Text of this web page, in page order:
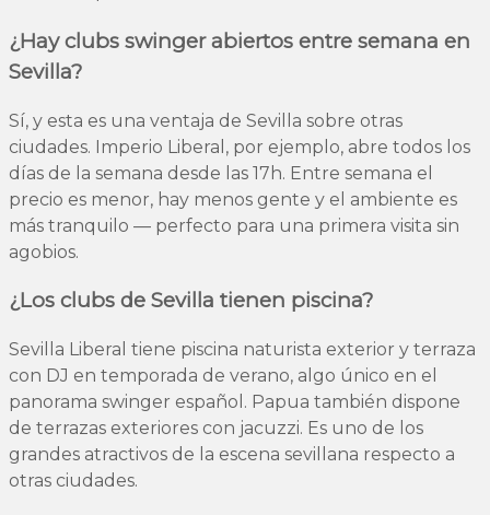
¿Hay clubs swinger abiertos entre semana en
Sevilla?
Sí, y esta es una ventaja de Sevilla sobre otras
ciudades. Imperio Liberal, por ejemplo, abre todos los
días de la semana desde las 17h. Entre semana el
precio es menor, hay menos gente y el ambiente es
más tranquilo — perfecto para una primera visita sin
agobios.
¿Los clubs de Sevilla tienen piscina?
Sevilla Liberal tiene piscina naturista exterior y terraza
con DJ en temporada de verano, algo único en el
panorama swinger español. Papua también dispone
de terrazas exteriores con jacuzzi. Es uno de los
grandes atractivos de la escena sevillana respecto a
otras ciudades.